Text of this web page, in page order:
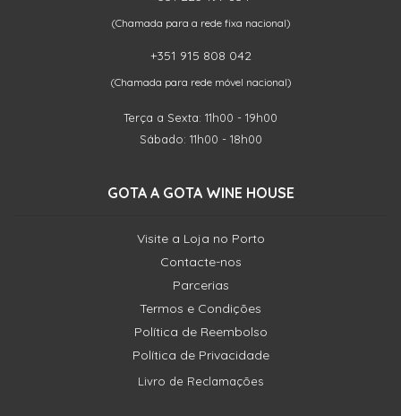
(Chamada para a rede fixa nacional)
+351 915 808 042
(Chamada para rede móvel nacional)
Terça a Sexta: 11h00 - 19h00
Sábado: 11h00 - 18h00
GOTA A GOTA WINE HOUSE
Visite a Loja no Porto
Contacte-nos
Parcerias
Termos e Condições
Política de Reembolso
Política de Privacidade
Livro de Reclamações